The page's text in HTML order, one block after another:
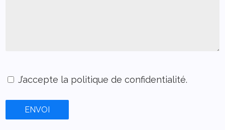
J’accepte la politique de confidentialité.
ENVOI